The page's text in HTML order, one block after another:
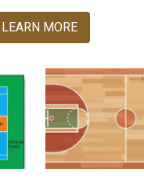
LEARN MORE